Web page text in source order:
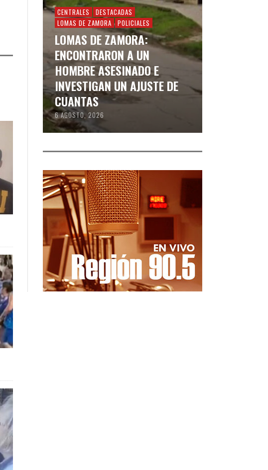
CENTRALES
DESTACADAS
LOMAS DE ZAMORA
POLICIALES
LOMAS DE ZAMORA:
ENCONTRARON A UN
HOMBRE ASESINADO E
INVESTIGAN UN AJUSTE DE
CUANTAS
6 AGOSTO, 2026